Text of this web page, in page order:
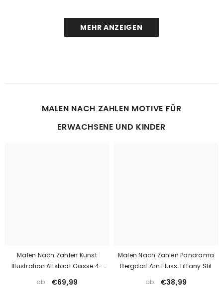
MEHR ANZEIGEN
MALEN NACH ZAHLEN MOTIVE FÜR
ERWACHSENE UND KINDER
Malen Nach Zahlen Kunst
Illustration Altstadt Gasse 4-
ab €69,99
Malen Nach Zahlen Panorama
Bergdorf Am Fluss Tiffany Stil
ab
€38,99